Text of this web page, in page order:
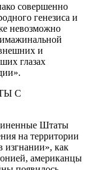
совершенно
генезиса и
невозможно
имажинальной
и
глазах
С
Штаты
на территории
изгнании», как
американцы